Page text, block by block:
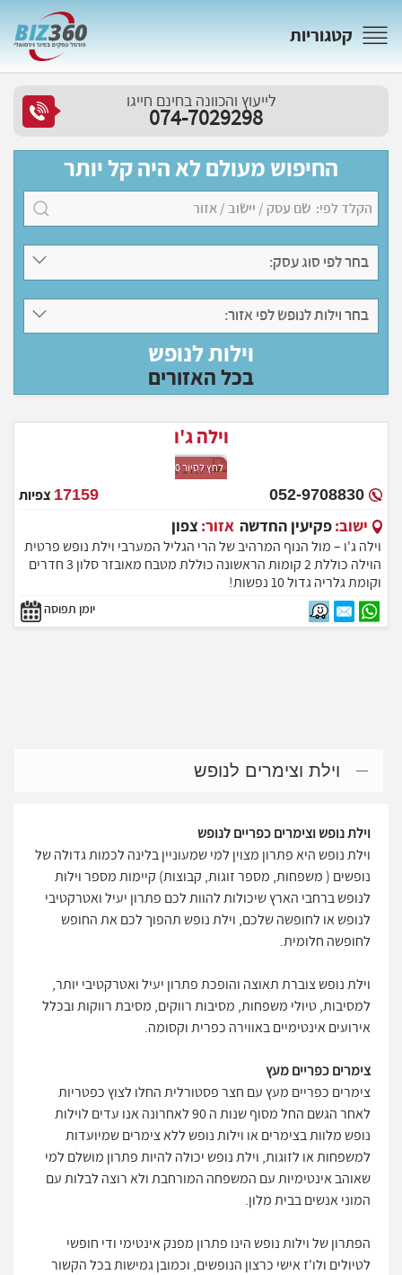
קטגוריות
לייעוץ והכוונה בחינם חייגו
074-7029298
החיפוש מעולם לא היה קל יותר
בחר לפי סוג עסק:
בחר וילות לנופש לפי אזור:
וילות לנופש
בכל האזורים
וילה ג'ו
לחץ לסיור 360
052-9708830
17159 צפיות
ישוב:פקיעין החדשה אזור:צפון
וילה ג'ו – מול הנוף המרהיב של הרי הגליל המערבי וילת נופש פרטית
הוילה כוללת 2 קומות הראשונה כוללת מטבח מאובזר סלון 3 חדרים
וקומת גלריה גדול 10 נפשות!
יומן תפוסה
וילת וצימרים לנופש
וילת נופש וצימרים כפריים לנופש
וילת נופש היא פתרון מצוין למי שמעוניין בלינה לכמות גדולה של
נופשים ( משפחות, מספר זוגות, קבוצות) קיימות מספר וילות
לנופש ברחבי הארץ שיכולות להוות לכם פתרון יעיל ואטרקטיבי
לנופש או לחופשה שלכם, וילת נופש תהפוך לכם את החופש
לחופשה חלומית.
וילת נופש צוברת תאוצה והופכת פתרון יעיל ואטרקטיבי יותר,
למסיבות, טיולי משפחות, מסיבות רווקים, מסיבת רווקות ובכלל
אירועים אינטימיים באווירה כפרית וקסומה.
צימרים כפריים מעץ
צימרים כפריים מעץ עם חצר פסטורלית החלו לצוץ כפטריות
לאחר הגשם החל מסוף שנות ה 90 לאחרונה אנו עדים לוילות
נופש מלוות בצימרים או וילות נופש ללא צימרים שמיועדות
למשפחות או לזוגות, וילת נופש יכולה להיות פתרון מושלם למי
שאוהב אינטימיות עם המשפחה המורחבת ולא רוצה לבלות עם
המוני אנשים בבית מלון.
הפתרון של וילות נופש הינו פתרון מפנק אינטימי ודי חופשי
לטיולים ולו'ז אישי כרצון הנופשים, וכמובן גמישות בכל הקשור